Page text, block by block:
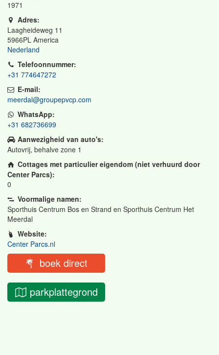
1971
Adres:
Laagheideweg 11
5966PL America
Nederland
Telefoonnummer:
+31 774647272
E-mail:
meerdal@groupepvcp.com
WhatsApp:
+31 682736699
Aanwezigheid van auto's:
Autovrij, behalve zone 1
Cottages met particulier eigendom (niet verhuurd door
Center Parcs):
0
Voormalige namen:
Sporthuis Centrum Bos en Strand en Sporthuis Centrum Het
Meerdal
Website:
Center Parcs.nl
boek direct
parkplattegrond